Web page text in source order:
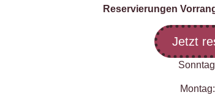
Reservierungen
Jetzt